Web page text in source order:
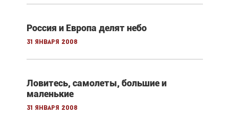
Россия и Европа делят небо
31 января 2008
Ловитесь, самолеты, большие и
маленькие
31 января 2008